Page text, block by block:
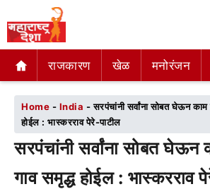
राजकारण खेळ मनोरंजन
राजकारण खेळ मनोरंजन
Home - India -सरपंचांनी सर्वांना सोबत घेऊन
होईल : भास्करराव पेरे-पाटील
सरपंचांनी सर्वांना सोबत
गाव समृद्ध होईल : भास्करराव